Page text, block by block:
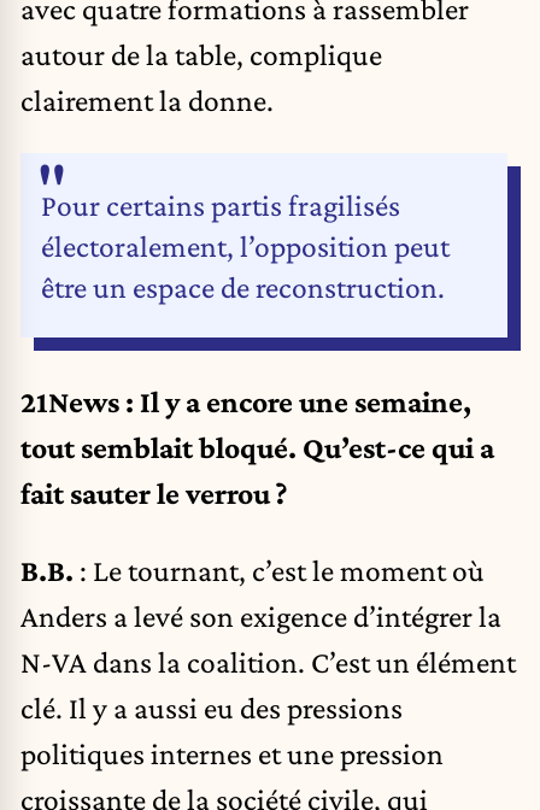
avec quatre formations à rassembler
autour de la table, complique
clairement la donne.
Pour certains partis fragilisés
électoralement, l’opposition peut
être un espace de reconstruction.
21News : Il y a encore une semaine,
tout semblait bloqué. Qu’est-ce qui a
fait sauter le verrou ?
B.B. : Le tournant, c’est le moment où
Anders a levé son exigence d’intégrer la
N-VA dans la coalition. C’est un élément
clé. Il y a aussi eu des pressions
politiques internes et une pression
croissante de la société civile, qui